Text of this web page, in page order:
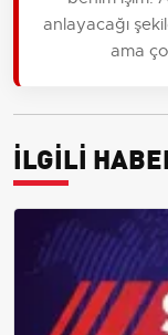
anlayacağı
ama
İLGİLİ